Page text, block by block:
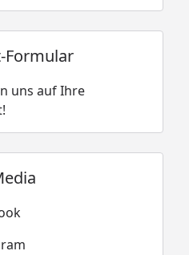
Formular
uns auf Ihre